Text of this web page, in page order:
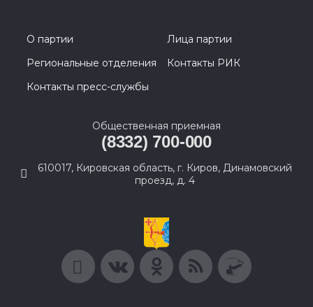
О партии
Лица партии
Региональные отделения
Контакты РИК
Контакты пресс-службы
Общественная приемная
(8332) 700-000
610017, Кировская область, г. Киров, Динамовский
проезд, д. 4